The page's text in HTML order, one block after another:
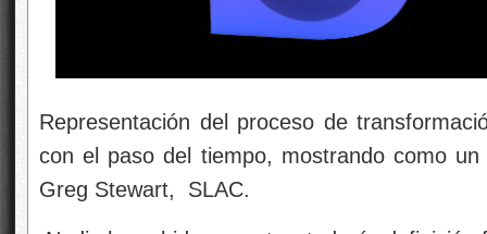
Representación del proceso de
con el paso del tiempo, mostrando como
Greg Stewart, SLAC.